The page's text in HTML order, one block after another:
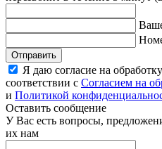
Отправить
Я даю согласие на
соответствии с Согласием на
и Политикой
Оставить сообщение
У Вас есть вопросы,
их нам